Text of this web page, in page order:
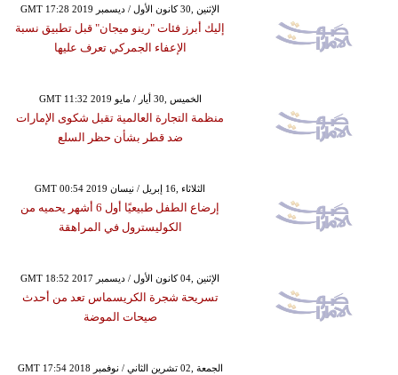
GMT 17:28 2019 الإثنين ,30 كانون الأول / ديسمبر
إليك أبرز فئات "رينو ميجان" قبل تطبيق نسبة
الإعفاء الجمركي تعرف عليها
GMT 11:32 2019 الخميس ,30 أيار / مايو
منظمة التجارة العالمية تقبل شكوى الإمارات
ضد قطر بشأن حظر السلع
GMT 00:54 2019 الثلاثاء ,16 إبريل / نيسان
إرضاع الطفل طبيعيًا أول 6 أشهر يحميه من
الكوليسترول في المراهقة
GMT 18:52 2017 الإثنين ,04 كانون الأول / ديسمبر
تسريحة شجرة الكريسماس تعد من أحدث
صيحات الموضة
GMT 17:54 2018 الجمعة ,02 تشرين الثاني / نوفمبر